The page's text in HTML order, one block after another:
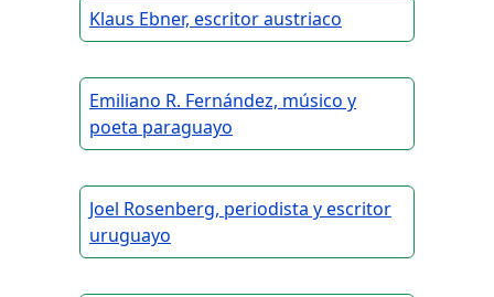
Klaus Ebner, escritor austriaco
Emiliano R. Fernández, músico y
poeta paraguayo
Joel Rosenberg, periodista y escritor
uruguayo